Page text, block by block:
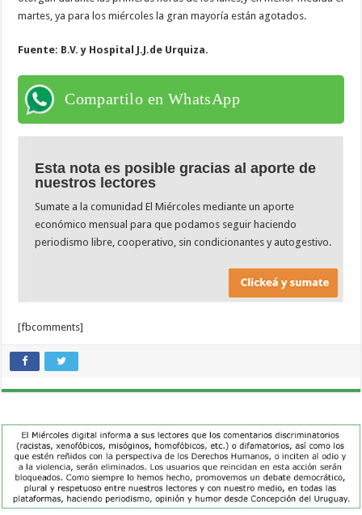
martes, ya para los miércoles la gran mayoría están agotados.
Fuente: B.V. y Hospital J.J.de Urquiza.
Compartilo en WhatsApp
Esta nota es posible gracias al aporte de
nuestros lectores
Sumate a la comunidad El Miércoles mediante un aporte
económico mensual para que podamos seguir haciendo
periodismo libre, cooperativo, sin condicionantes y autogestivo.
[fbcomments]